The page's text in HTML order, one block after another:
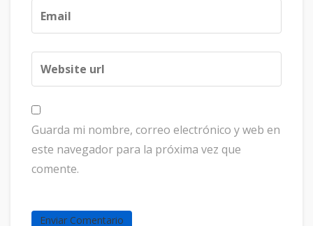
Guarda mi nombre, correo electrónico y web en
este navegador para la próxima vez que
comente.